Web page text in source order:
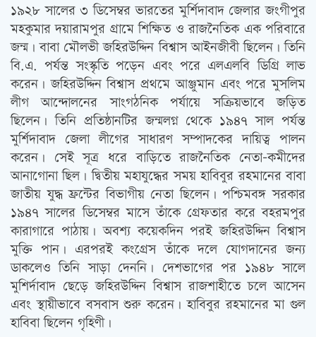
১৯২৮ সালের ৩ ডিসেম্বর ভারতের মুর্শিদাবাদ জেলার জংগীপুর
মহকুমার দয়ারামপুর গ্রামে শিক্ষিত ও রাজনৈতিক এক পরিবারে
জন্ম। বাবা মৌলভী জহিরউদ্দিন বিশ্বাস আইনজীবী ছিলেন। তিনি
বি.এ. পর্যন্ত সংস্কৃতি পড়েন এবং পরে এলএলবি ডিগ্রি লাভ
করেন। জহিরউদ্দিন বিশ্বাস প্রথমে আঞ্জুমান এবং পরে মুসলিম
লীগ আন্দোলনের সাংগঠনিক পর্যায়ে সক্রিয়ভাবে জড়িত
ছিলেন। তিনি প্রতিষ্ঠানটির জন্মলগ্ন থেকে ১৯৪৭ সাল পর্যন্ত
মুর্শিদাবাদ জেলা লীগের সাধারণ সম্পাদকের দায়িত্ব পালন
করেন। সেই সূত্র ধরে বাড়িতে রাজনৈতিক নেতা-কমীদের
আনাগোনা ছিল। দ্বিতীয় মহাযুদ্ধের সময় হাবিবুর রহমানের বাবা
জাতীয় যুদ্ধ ফ্রন্টের বিভাগীয় নেতা ছিলেন। পশ্চিমবঙ্গ সরকার
১৯৪৭ সালের ডিসেম্বর মাসে তাঁকে গ্রেফতার করে বহরমপুর
কারাগারে পাঠায়। অবশ্য কয়েকদিন পরই জহিরউদ্দিন বিশ্বাস
মুক্তি পান। এরপরই কংগ্রেস তাঁকে দলে যোগদানের জন্য
ডাকলেও তিনি সাড়া দেননি। দেশভাগের পর ১৯৪৮ সালে
মুশির্দাবাদ ছেড়ে জহিরউদ্দিন বিশ্বাস রাজশাহীতে চলে আসেন
এবং স্থায়ীভাবে বসবাস শুরু করেন। হাবিবুর রহমানের মা গুল
হাবিবা ছিলেন গৃহিণী।